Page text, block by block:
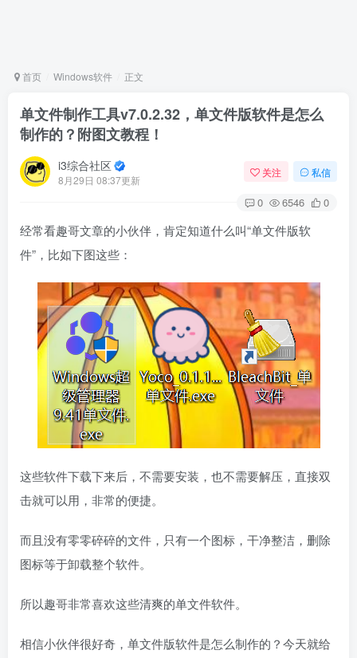
首页 Windows软件 正文
单文件制作工具v7.0.2.32，单文件版软件是怎么
制作的？附图文教程！
i3综合社区
8月29日 08:37更新
关注 私信
0 6546 0
经常看趣哥文章的小伙伴，肯定知道什么叫“单文件版软
件”，比如下图这些：
这些软件下载下来后，不需要安装，也不需要解压，直接双
击就可以用，非常的便捷。
而且没有零零碎碎的文件，只有一个图标，干净整洁，删除
图标等于卸载整个软件。
所以趣哥非常喜欢这些清爽的单文件软件。
相信小伙伴很好奇，单文件版软件是怎么制作的？今天就给